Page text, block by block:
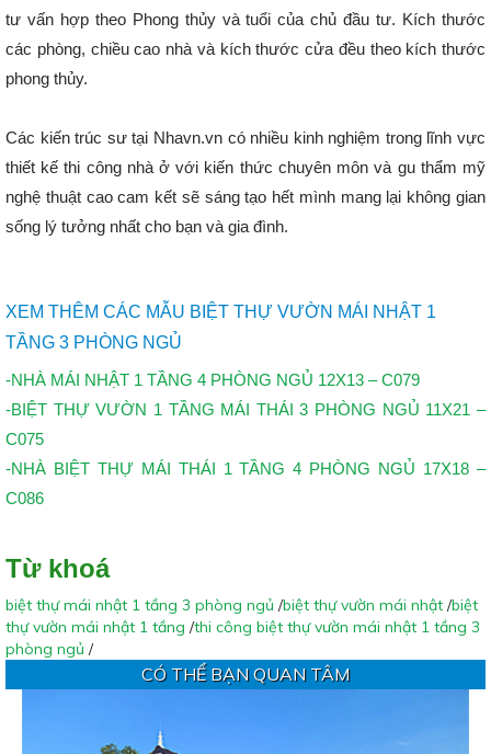
tư vấn hợp theo Phong thủy và tuổi của chủ đầu tư. Kích thước
các phòng, chiều cao nhà và kích thước cửa đều theo kích thước
phong thủy.
Các kiến trúc sư tại Nhavn.vn có nhiều kinh nghiệm trong lĩnh vực
thiết kế thi công nhà ở với kiến thức chuyên môn và gu thẩm mỹ
nghệ thuật cao cam kết sẽ sáng tạo hết mình mang lại không gian
sống lý tưởng nhất cho bạn và gia đình.
XEM THÊM CÁC MẪU BIỆT THỰ VƯỜN MÁI NHẬT 1
TẦNG 3 PHÒNG NGỦ
-NHÀ MÁI NHẬT 1 TẦNG 4 PHÒNG NGỦ 12X13 – C079
-BIỆT THỰ VƯỜN 1 TẦNG MÁI THÁI 3 PHÒNG NGỦ 11X21 –
C075
-NHÀ BIỆT THỰ MÁI THÁI 1 TẦNG 4 PHÒNG NGỦ 17X18 –
C086
Từ khoá
biệt thự mái nhật 1 tầng 3 phòng ngủ /biệt thự vườn mái nhật /biệt
thự vườn mái nhật 1 tầng /thi công biệt thự vườn mái nhật 1 tầng 3
phòng ngủ /
CÓ THỂ BẠN QUAN TÂM